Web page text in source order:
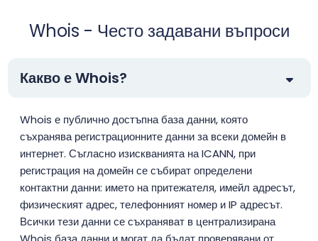
Whois - Често задавани въпроси
Какво е Whois?
Whois е публично достъпна база данни, която
съхранява регистрационните данни за всеки домейн в
интернет. Съгласно изискванията на ICANN, при
регистрация на домейн се събират определени
контактни данни: името на притежателя, имейл адресът,
физическият адрес, телефонният номер и IP адресът.
Всички тези данни се съхраняват в централизирана